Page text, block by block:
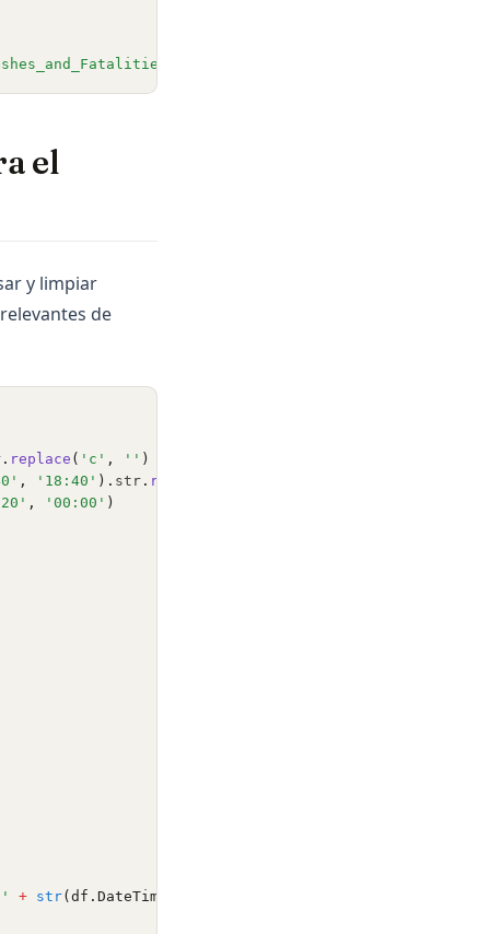
el
y limpiar
de
. replace ( 'c' , '' )
, '18:40' ). str . replace
, '00:00' )
' + str(df.DateTime.